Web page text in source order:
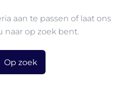
aan te passen of laat ons
naar op zoek bent.
Op zoek